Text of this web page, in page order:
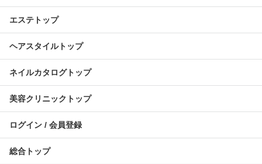
エステトップ
ヘアスタイルトップ
ネイルカタログトップ
美容クリニックトップ
ログイン / 会員登録
総合トップ